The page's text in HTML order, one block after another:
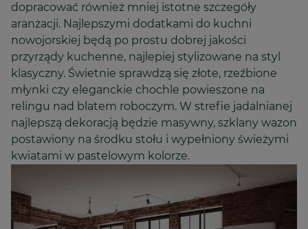
dopracować również mniej istotne szczegóły
aranżacji. Najlepszymi dodatkami do kuchni
nowojorskiej będą po prostu dobrej jakości
przyrządy kuchenne, najlepiej stylizowane na styl
klasyczny. Świetnie sprawdzą się złote, rzeźbione
młynki czy eleganckie chochle powieszone na
relingu nad blatem roboczym. W strefie jadalnianej
najlepszą dekoracją będzie masywny, szklany wazon
postawiony na środku stołu i wypełniony świeżymi
kwiatami w pastelowym kolorze.